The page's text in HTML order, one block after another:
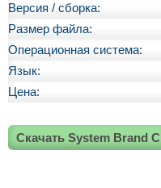
Версия / сборка:
Размер файла:
Операционная система:
Язык:
Цена:
Скачать System Brand